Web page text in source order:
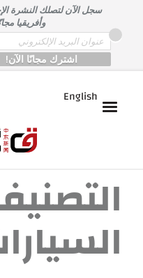
المحتوى
سجل الآن لتصلك النشرة
وأفريقيا
Email
*
English